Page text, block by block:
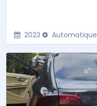
2023 Automatique